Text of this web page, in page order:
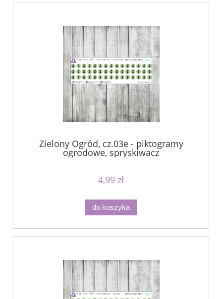
Zielony Ogród, cz.03e - piktogramy
ogrodowe, spryskiwacz
4,99 zł
do koszyka